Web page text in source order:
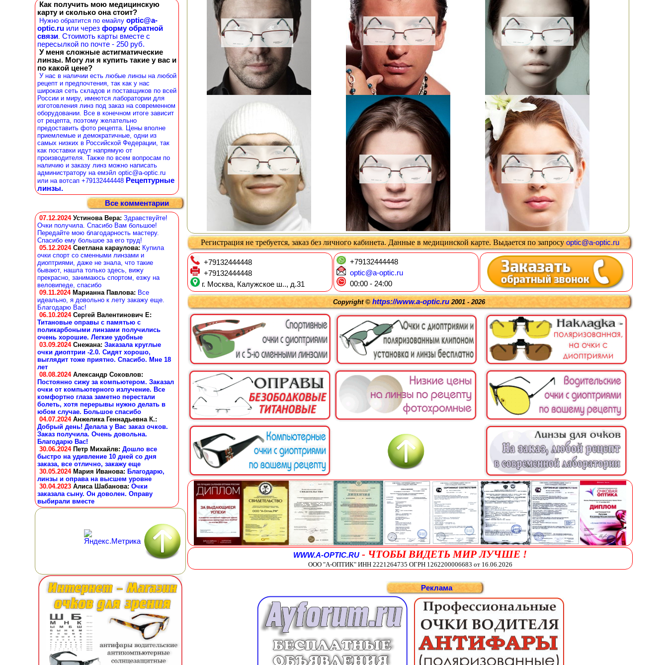
Как получить мою медицинскую
карту и сколько она стоит?
Нужно обратится по емайлу optic@a-
optic.ru или через форму обратной
связи. Стоимоть карты вместе с
пересылкой по почте - 250 руб.
У меня сложные астигматические
линзы. Могу ли я купить такие у вас и
по какой цене?
У нас в наличии есть любые линзы на любой
рецепт и предпочтения, так как у нас
широкая сеть складов и поставщиков по всей
России и миру, имеются лаборатории для
изготовления линз под заказ на современном
оборудовании. Все в конечном итоге зависит
от рецепта, поэтому желательно
предоставить фото рецепта. Цены вполне
приемлемые и демократичные, одни из
самых низких в Российской Федерации, так
как поставки идут напрямую от
производителя. Также по всем вопросам по
наличию и заказу линз можно написать
администратору на емэйл optic@a-optic.ru
или на вотсап +79132444448 Рецептурные
линзы.
Все комментарии
07.12.2024 Устинова Вера: Здравствуйте!
Очки получила. Спасибо Вам большое!
Передайте мою благодарность мастеру.
Спасибо ему большое за его труд!
05.12.2024 Светлана караулова: Купила
очки спорт со сменными линзами и
диоптриями, даже не знала, что такие
бывают, нашла только здесь, вижу
прекрасно, занимаюсь спортом, езжу на
веловипеде, спасибо
09.11.2024 Марианна Павлова: Все
идеально, я довольно к лету закажу еще.
Благодарю Вас!
06.10.2024 Сергей Валентинович Е:
Титановые оправы с памятью с
поликарбоными линзами получились
очень хорошие. Легкие удобные
03.09.2024 Снежана: Заказала круглые
очки диоптрии -2.0. Сидят хорошо,
выглядит тоже приятно. Спасибо. Мне 18
лет
08.08.2024 Александр Соковлов:
Постоянно сижу за компьютером. Заказал
очки от компьютерного излучение. Все
комфортно глаза заметно перестали
болеть, хотя перерывы нужно делать в
юбом случае. Большое спасибо
04.07.2024 Анжелика Геннадьевна К.:
Добрый день! Делала у Вас заказ очков.
Заказ получила. Очень довольна.
Благодарю Вас!
30.06.2024 Петр Михайлв: Дошло все
быстро на удивление 10 дней со дня
заказа, все отлично, закажу еще
30.05.2024 Мария Иванова: Благодарю,
линзы и оправа на высшем уровне
30.04.2023 Алиса Шабанова: Очки
заказала сыну. Он доволен. Оправу
выбирали вместе
Регистрация не требуется, заказ без личного кабинета. Данные в медицинской карте. Выдается по запросуoptic@a-optic.ru
+79132444448
+79132444448
г. Москва, Калужское ш.., д.31
+79132444448
optic@a-optic.ru
00:00 - 24:00
Copyright © https://www.a-optic.ru 2001 - 2026
WWW.A-OPTIC.RU - ЧТОБЫ ВИДЕТЬ МИР ЛУЧШЕ !
ООО "А-ОПТИК" ИНН 2221264735 ОГРН 1262200006683 от 16.06.2026
Реклама